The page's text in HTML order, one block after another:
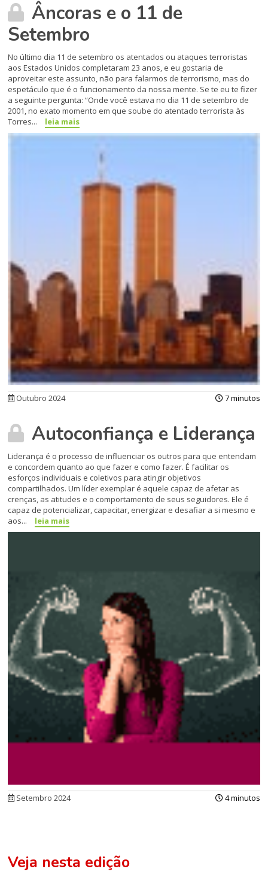
Âncoras e o 11 de
Setembro
No último dia 11 de setembro os atentados ou ataques terroristas
aos Estados Unidos completaram 23 anos, e eu gostaria de
aproveitar este assunto, não para falarmos de terrorismo, mas do
espetáculo que é o funcionamento da nossa mente. Se te eu te fizer
a seguinte pergunta: “Onde você estava no dia 11 de setembro de
2001, no exato momento em que soube do atentado terrorista às
Torres...
leia mais
Outubro 2024 7 minutos
Autoconfiança e Liderança
Liderança é o processo de influenciar os outros para que entendam
e concordem quanto ao que fazer e como fazer. É facilitar os
esforços individuais e coletivos para atingir objetivos
compartilhados. Um líder exemplar é aquele capaz de afetar as
crenças, as atitudes e o comportamento de seus seguidores. Ele é
capaz de potencializar, capacitar, energizar e desafiar a si mesmo e
aos...
leia mais
Setembro 2024 4 minutos
Veja nesta edição